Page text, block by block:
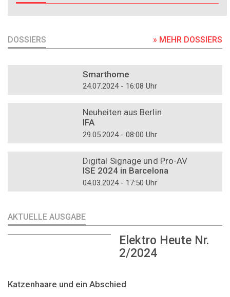
DOSSIERS » MEHR DOSSIERS
Smarthome
24.07.2024 - 16:08 Uhr
Neuheiten aus Berlin
IFA
29.05.2024 - 08:00 Uhr
Digital Signage und Pro-AV
ISE 2024 in Barcelona
04.03.2024 - 17:50 Uhr
AKTUELLE AUSGABE
Elektro Heute Nr.
2/2024
Katzenhaare und ein Abschied